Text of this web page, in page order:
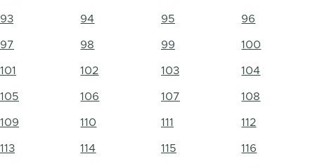
93 94 95 96
97 98 99 100
101 102 103 104
105 106 107 108
109 110 111 112
113 114 115 116